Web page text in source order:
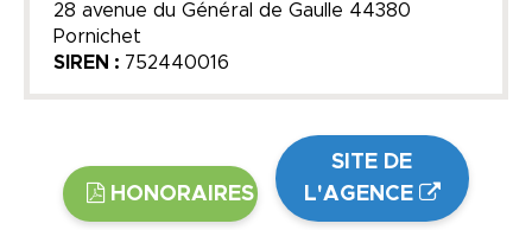
28 avenue du Général de Gaulle 44380
Pornichet
SIREN : 752440016
HONORAIRES
SITE DE
L'AGENCE